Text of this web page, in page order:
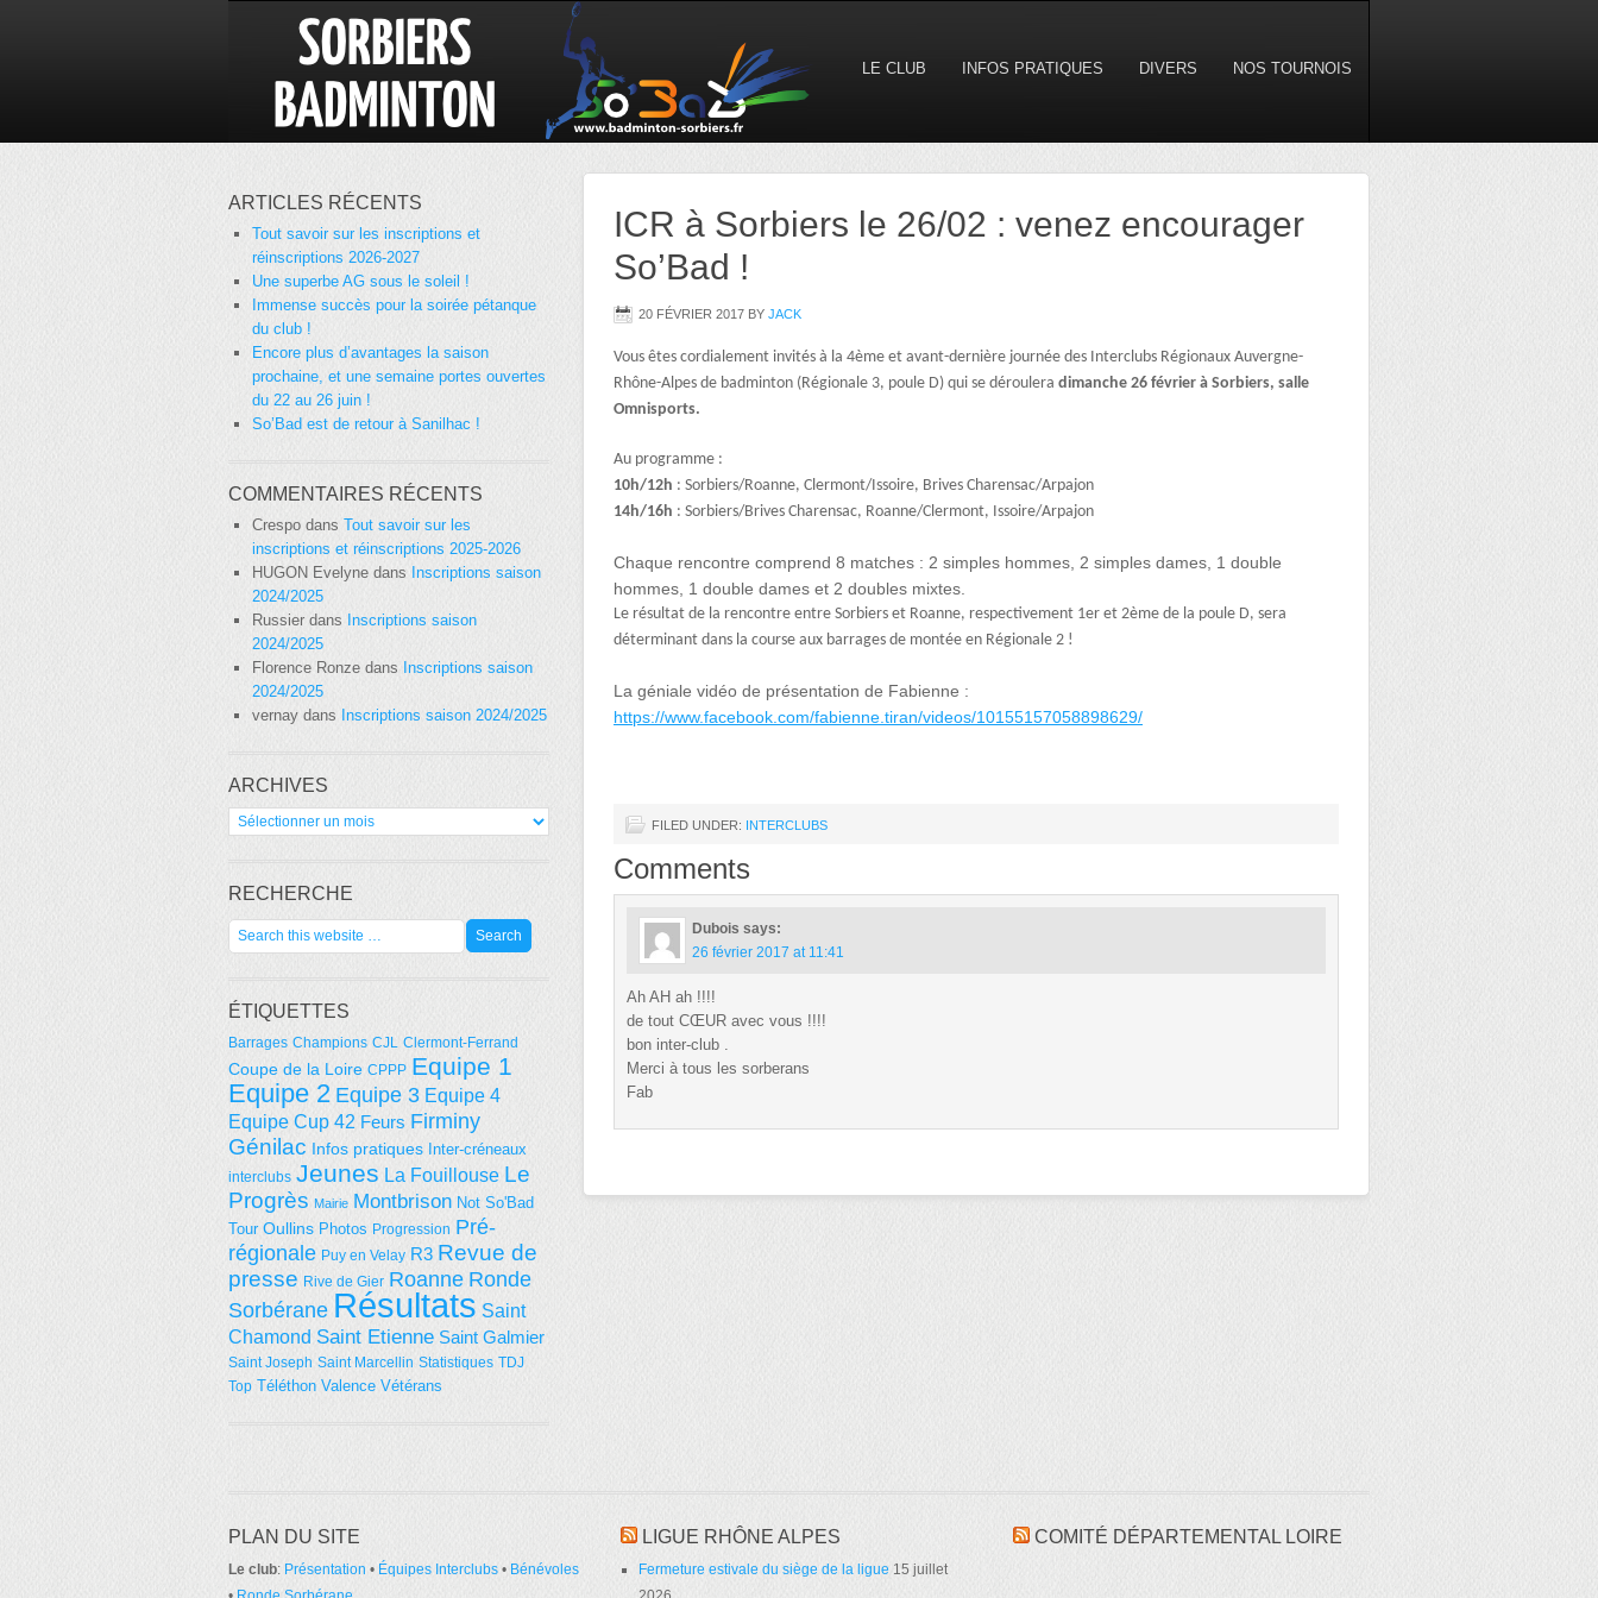
LE CLUB INFOS PRATIQUES DIVERS NOS TOURNOIS
ICR à Sorbiers le 26/02 : venez encourager
So’Bad !
20 FÉVRIER 2017 BY JACK
Vous êtes cordialement invités à la 4ème et avant-dernière journée des Interclubs Régionaux Auvergne-
Rhône-Alpes de badminton (Régionale 3, poule D) qui se déroulera dimanche 26 février à Sorbiers, salle
Omnisports.
Au programme :
10h/12h : Sorbiers/Roanne, Clermont/Issoire, Brives Charensac/Arpajon
14h/16h : Sorbiers/Brives Charensac, Roanne/Clermont, Issoire/Arpajon
Chaque rencontre comprend 8 matches : 2 simples hommes, 2 simples dames, 1 double
hommes, 1 double dames et 2 doubles mixtes.
Le résultat de la rencontre entre Sorbiers et Roanne, respectivement 1er et 2ème de la poule D, sera
déterminant dans la course aux barrages de montée en Régionale 2 !
La géniale vidéo de présentation de Fabienne :
https://www.facebook.com/fabienne.tiran/videos/10155157058898629/
FILED UNDER: INTERCLUBS
Comments
Dubois says:
26 février 2017 at 11:41
Ah AH ah !!!!
de tout CŒUR avec vous !!!!
bon inter-club .
Merci à tous les sorberans
Fab
ARTICLES RÉCENTS
Tout savoir sur les inscriptions et
réinscriptions 2026-2027
Une superbe AG sous le soleil !
Immense succès pour la soirée pétanque
du club !
Encore plus d’avantages la saison
prochaine, et une semaine portes ouvertes
du 22 au 26 juin !
So’Bad est de retour à Sanilhac !
COMMENTAIRES RÉCENTS
Crespo dans Tout savoir sur les
inscriptions et réinscriptions 2025-2026
HUGON Evelyne dans
Inscriptions saison
2024/2025
Russier dans Inscriptions saison
2024/2025
Florence Ronze dans Inscriptions saison
2024/2025
vernay dans Inscriptions saison 2024/2025
ARCHIVES
Archives
RECHERCHE
ÉTIQUETTES
Barrages Champions CJL Clermont-Ferrand
Coupe de la Loire CPPP Equipe 1
Equipe 2 Equipe 3 Equipe 4
Equipe Cup 42 Feurs Firminy
Génilac Infos pratiques Inter-créneaux
interclubs Jeunes La Fouillouse Le
Progrès Mairie Montbrison Not So'Bad
Tour Oullins Photos Progression Pré-
régionale Puy en Velay R3 Revue de
presse Rive de Gier Roanne Ronde
Sorbérane Résultats Saint
Chamond Saint Etienne Saint Galmier
Saint Joseph Saint Marcellin Statistiques TDJ
Top Téléthon Valence Vétérans
PLAN DU SITE
Le club: Présentation • Équipes Interclubs • Bénévoles
LIGUE RHÔNE ALPES
Fermeture estivale du siège de la ligue 15 juillet
COMITÉ DÉPARTEMENTAL LOIRE